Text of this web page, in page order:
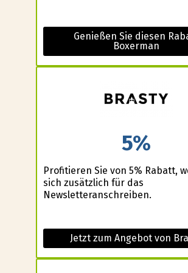
Genießen Sie diesen
Boxerman
5%
Profitieren Sie von 5% Rabatt,
sich zusätzlich für das
Newsletteranschreiben.
Jetzt zum Angebot von